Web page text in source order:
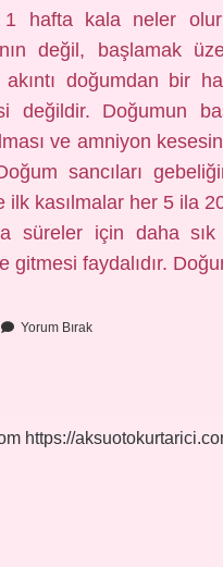
1 hafta kala neler
değil, başlamak
akıntı doğumdan bir
değildir. Doğumun
ve amniyon
sancıları
ilk kasılmalar her 5 ila
süreler için daha
gitmesi faydalıdır.
Yorum Bırak
https://